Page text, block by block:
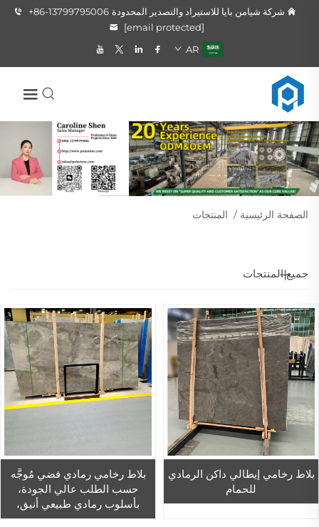
شركة شيامن بايا للاستيراد والتصدير المحدودة +86-13799795006
[email protected]
AR
الصفحة الرئيسية / المنتجات
جميع المنتجات
بلاط رخامي إيطالي داكن الرمادي
للحمام
بلاط رخامي رمادي فضي مُوجَّه
حسب الطلب عالي الجودة،
بأسلوب رمادي طبيعي أنيق،
مناسب للبناء المنزلي والنوافير